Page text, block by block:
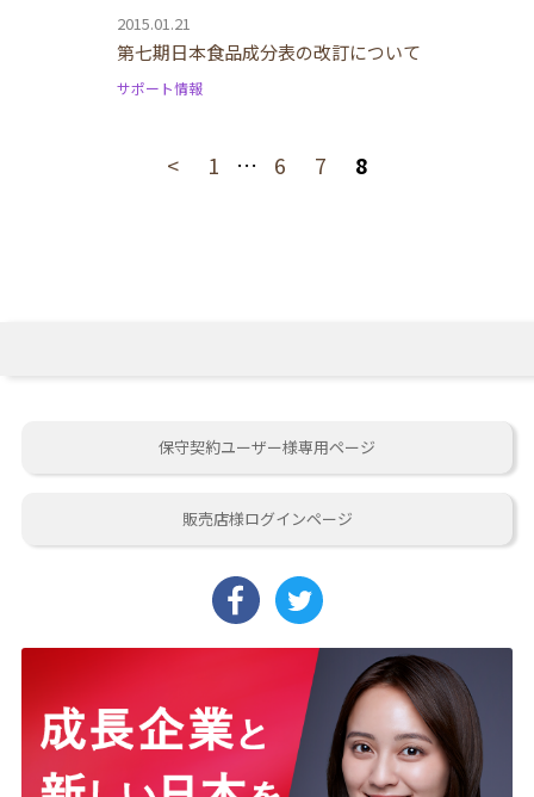
2015.01.21
第七期日本食品成分表の改訂について
サポート情報
< 1 … 6 7 8
保守契約ユーザー様専用ページ
販売店様ログインページ